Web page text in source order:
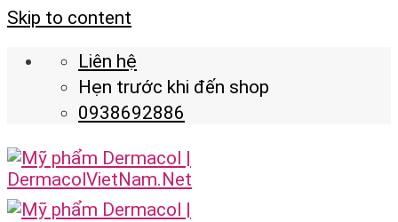
Skip to content
Liên hệ
Hẹn trước khi đến shop
0938692886